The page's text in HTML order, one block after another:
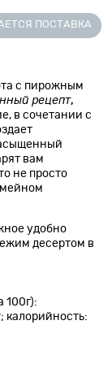
ПОСТАВКА
с пирожным
рецепт,
в сочетании с
вам
не просто
удобно
десертом в
100г):
калорийность: